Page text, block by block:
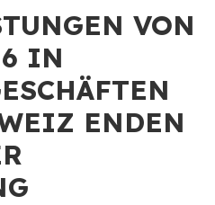
VON
6 IN
ENDEN